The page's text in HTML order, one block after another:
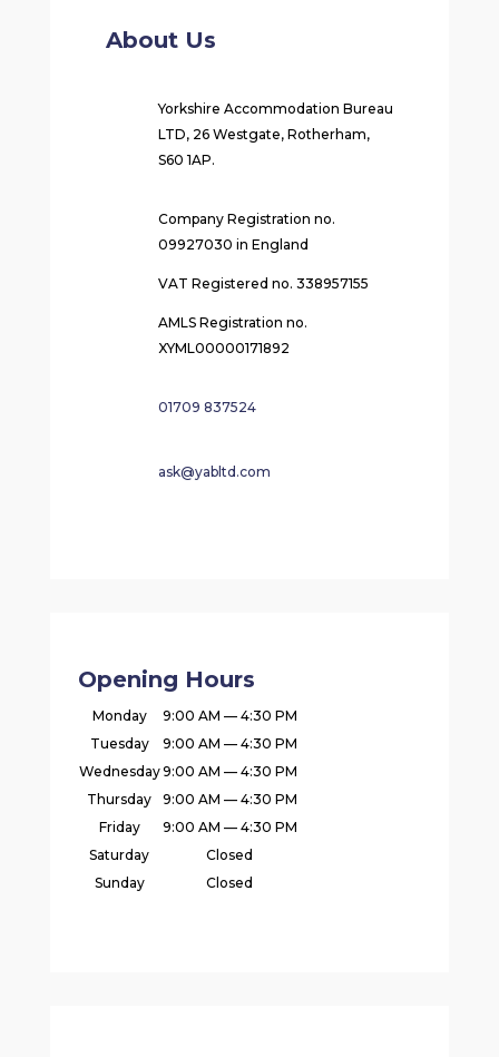
About Us
Yorkshire Accommodation Bureau
LTD, 26 Westgate, Rotherham,
S60 1AP.
Company Registration no.
09927030 in England
VAT Registered no. 338957155
AMLS Registration no.
XYML00000171892
01709 837524
ask@yabltd.com
Opening Hours
Monday
9:00 AM — 4:30 PM
Tuesday
9:00 AM — 4:30 PM
Wednesday9:00 AM — 4:30 PM
Thursday
9:00 AM — 4:30 PM
Friday
9:00 AM — 4:30 PM
Saturday
Closed
Sunday
Closed